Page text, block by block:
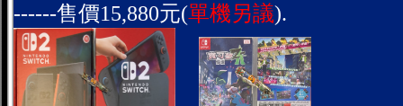
------售價15,880元(單機另議).